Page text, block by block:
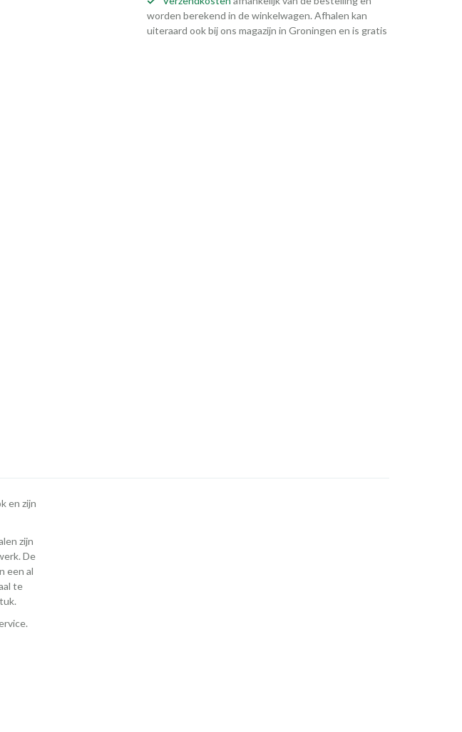
worden berekend in de winkelwagen. Afhalen kan
uiteraard ook bij ons magazijn in Groningen en is gratis
en zijn
zijn
De
een al
te